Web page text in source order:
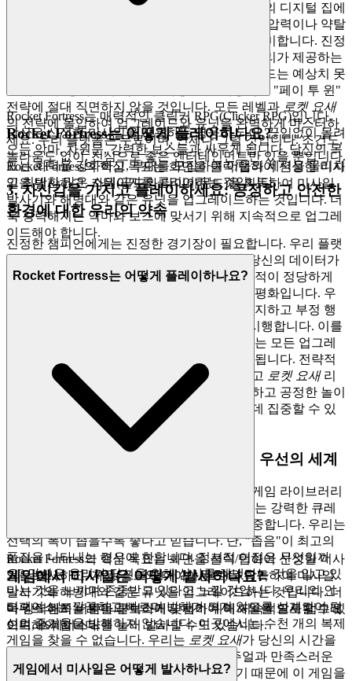
우리는 우리의 플레이어를 수익원이 아닌, 우리의 디지털 집에
초대된 손님으로 봅니다. 진정한 환대는 숨겨진 압력이나 약탈
적인 메커니즘이 없는 경험을 제공하는 것을 의미합니다. 진정
으로 무료인 경험에서 오는 안도감과 신뢰는 우리가 제공하는
것입니다. 당신은 당신을 좌절시켜 지출하게 만드는 예상치 못
한 유료화, 성가신 구독 요구 사항 또는 치명적인 "페이 투 윈"
전략에 절대 직면하지 않을 것입니다. 모든 레벨과 로켓 요새
의 전략에 몰입하여 업그레이드와 유닛을 완벽하게 마스터하
세요. 우리 플랫폼은 무료이며, 언제나 그럴 것입니다. 조건도,
놀라움도 없이, 진심으로 좋은 엔터테인먼트만 있을 뿐입니다.
3. 자신감을 가지고 플레이하세요: 공정하고 안전한
환경에 대한 우리의 약속
진정한 챔피언에게는 진정한 경기장이 필요합니다. 우리 플랫
폼에서 플레이함으로써 얻는 정서적 이점은 당신의 데이터가
안전하고, 당신의 환경이 안전하며, 당신의 업적이 정당하게
얻어졌다는 것을 아는 데서 오는 깊은 마음의 평화입니다. 우
리는 철저한 데이터 개인 정보 보호 표준을 유지하고 부정 행
위, 봇 및 유해한 행위에 대해 무관용 정책을 시행합니다. 이를
통해 당신이 얻는 모든 승리, 당신이 마스터하는 모든 업그레
이드는 당신의 실력에 대한 의미 있는 증거가 됩니다. 전략적
인 클릭과 준비에 대한 진정한 테스트임을 알고 로켓 요새리
더보드의 최고 자리를 노리세요. 우리는 안전하고 공정한 놀이
터를 구축하므로 당신은 당신의 유산을 쌓는 데 집중할 수 있
4. 플레이어에 대한 존중: 엄선된, 품질 우선의 세계
당신의 시간은 낮은 수준의 복제본과 망가진 게임 라이브러리
를 뒤지는 데 쓰기에는 너무 소중합니다. 우리는 강력한 큐레
이션 필터 역할을 함으로써 당신의 지성을 존중합니다. 우리는
선택의 폭이 좁을수록 좋다고 믿습니다. 단, "좁음"이 최고의
품질을 나타내는 경우에 한합니다. 정서적 이점은 무엇일까
요? 당신은 우리가 당신을 위해 심사를 해냈다는 것을 알고 있
다는 것을 느끼며 존중받고 있다고 느낄 것입니다. 우리의 인
터페이스는 깔끔하고 빠르며 방해가 되지 않도록 설계되어 당
신의 즐거움을 방해하지 않습니다. 이곳에서는 수천 개의 복제
게임을 찾을 수 없습니다. 우리는 로켓 요새가 당신의 시간을
들일 가치가 있는 특별한 게임, 생생한 비주얼과 만족스러운
진행을 갖춘 매력적인 클릭커 RPG라고 믿기 때문에 이 게임을
Rocket Fortress는 매력적인 클릭커 RPG(Clicker RPG)입니다.
당신은 신성한 미사일을 사용하는 영웅이 되어, 끊임없이 몰려
오는 악마, 차원문, 강력한 보스들과 싸우게 됩니다. 당신의 목
표는 화력을 강화하고, 부대를 모집하여 어둠의 세력을 물리치
고 최대한 많은 스테이지를 클리어하는 것입니다.
Rocket Fortress는 어떻게 플레이하나요?
Rocket Fortress의 핵심 목표는 화면을 클릭/탭하여 신성한 미사
일을 발사하고, 자원(골드와 다이아몬드)을 획득하여 미사일
발사기와 해병대와 같은 유닛을 업그레이드하는 것입니다. 더
욱 강력해지는 악마와 보스에 맞서기 위해 지속적으로 업그레
이드해야 합니다.
Rocket Fortress는 어떻게 플레이하나요?
Rocket Fortress의 핵심 목표는 화면을 클릭/탭하여 신성한 미사
일을 발사하고, 자원(골드와 다이아몬드)을 획득하여 미사일
발사기와 해병대와 같은 유닛을 업그레이드하는 것입니다. 더
욱 강력해지는 악마와 보스에 맞서기 위해 지속적으로 업그레
이드해야 합니다.
게임에서 미사일은 어떻게 발사하나요?
마우스 왼쪽 버튼을 클릭하거나 탭하여 미사일을 발사할 수 있
으며, 스페이스바를 눌러 발사할 수도 있습니다.
게임에서 미사일은 어떻게 발사하나요?